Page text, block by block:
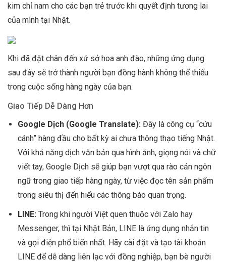
kim chỉ nam cho các bạn trẻ trước khi quyết định tương lai
của mình tại Nhật.
Khi đã đặt chân đến xứ sở hoa anh đào, những ứng dụng
sau đây sẽ trở thành người bạn đồng hành không thể thiếu
trong cuộc sống hàng ngày của bạn.
Giao Tiếp Dễ Dàng Hơn
Google Dịch (Google Translate): Đây là công cụ “cứu
cánh” hàng đầu cho bất kỳ ai chưa thông thạo tiếng Nhật.
Với khả năng dịch văn bản qua hình ảnh, giọng nói và chữ
viết tay, Google Dịch sẽ giúp bạn vượt qua rào cản ngôn
ngữ trong giao tiếp hàng ngày, từ việc đọc tên sản phẩm
trong siêu thị đến hiểu các thông báo quan trọng.
LINE: Trong khi người Việt quen thuộc với Zalo hay
Messenger, thì tại Nhật Bản, LINE là ứng dụng nhắn tin
và gọi điện phổ biến nhất. Hãy cài đặt và tạo tài khoản
LINE để dễ dàng liên lạc với đồng nghiệp, bạn bè người